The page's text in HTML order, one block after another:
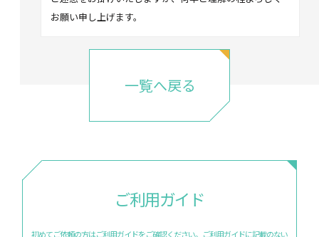
お願い申し上げます。
一覧へ戻る
ご利用ガイド
初めてご依頼の方はご利用ガイドをご確認ください。 ご利用ガイドに記載のない